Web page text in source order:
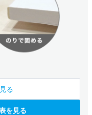
を糊 (のり)で固めて綴
線綴じが向いていま
る
を見る